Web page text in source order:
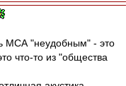
МСА "неудобным" - это
что-то из "общества